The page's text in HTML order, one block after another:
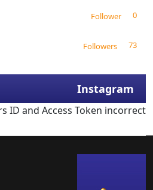
0
Follower
73
Followers
Instagram
ID and Access Token incorrect